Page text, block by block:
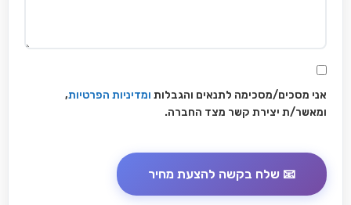
אני מסכים/מסכימה לתנאים והגבלות ומדיניות הפרטיות,
ומאשר/ת יצירת קשר מצד החברה.